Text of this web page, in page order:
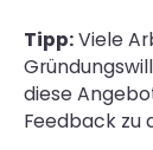
Tipp:Viele
diese
Feedback zu